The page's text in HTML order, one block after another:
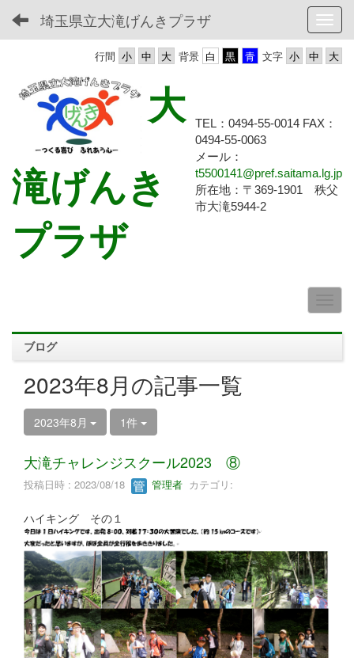
埼玉県立大滝げんきプラザ
文字
背景
行間
大
滝げんき
プラザ
TEL：0494-55-0014 FAX：
0494-55-0063
メール：
t5500141@pref.saitama.lg.jp
所在地：〒369-1901 秩父
市大滝5944-2
ブログ
2023年8月の記事一覧
2023年8月 1件
大滝チャレンジスクール2023 ⑧
投稿日時 : 2023/08/18 管理者 カテゴリ:
ハイキング その１